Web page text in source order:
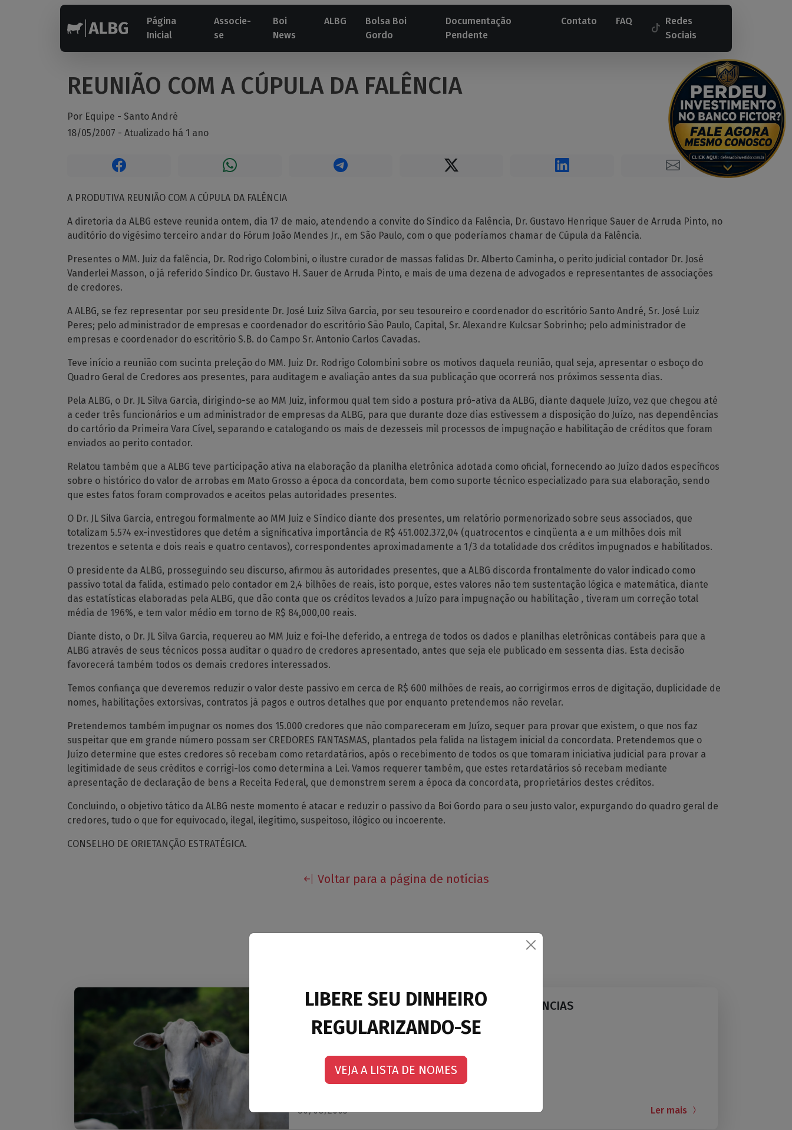
Página
Inicial
Associe-
se
Boi
News
ALBG
Bolsa Boi
Gordo
Documentação
Pendente
Contato FAQ
Redes
Sociais
REUNIÃO COM A CÚPULA DA FALÊNCIA
Por Equipe - Santo André
18/05/2007 - Atualizado há 1 ano
A PRODUTIVA REUNIÃO COM A CÚPULA DA FALÊNCIA
A diretoria da ALBG esteve reunida ontem, dia 17 de maio, atendendo a convite do Síndico da Falência, Dr. Gustavo Henrique Sauer de Arruda Pinto, no
auditório do vigésimo terceiro andar do Fórum João Mendes Jr., em São Paulo, com o que poderíamos chamar de Cúpula da Falência.
Presentes o MM. Juiz da falência, Dr. Rodrigo Colombini, o ilustre curador de massas falidas Dr. Alberto Caminha, o perito judicial contador Dr. José
Vanderlei Masson, o já referido Síndico Dr. Gustavo H. Sauer de Arruda Pinto, e mais de uma dezena de advogados e representantes de associações
de credores.
A ALBG, se fez representar por seu presidente Dr. José Luiz Silva Garcia, por seu tesoureiro e coordenador do escritório Santo André, Sr. José Luiz
Peres; pelo administrador de empresas e coordenador do escritório São Paulo, Capital, Sr. Alexandre Kulcsar Sobrinho; pelo administrador de
empresas e coordenador do escritório S.B. do Campo Sr. Antonio Carlos Cavadas.
Teve início a reunião com sucinta preleção do MM. Juiz Dr. Rodrigo Colombini sobre os motivos daquela reunião, qual seja, apresentar o esboço do
Quadro Geral de Credores aos presentes, para auditagem e avaliação antes da sua publicação que ocorrerá nos próximos sessenta dias.
Pela ALBG, o Dr. JL Silva Garcia, dirigindo-se ao MM Juiz, informou qual tem sido a postura pró-ativa da ALBG, diante daquele Juízo, vez que chegou até
a ceder três funcionários e um administrador de empresas da ALBG, para que durante doze dias estivessem a disposição do Juízo, nas dependências
do cartório da Primeira Vara Cível, separando e catalogando os mais de dezesseis mil processos de impugnação e habilitação de créditos que foram
enviados ao perito contador.
Relatou também que a ALBG teve participação ativa na elaboração da planilha eletrônica adotada como oficial, fornecendo ao Juízo dados específicos
sobre o histórico do valor de arrobas em Mato Grosso a época da concordata, bem como suporte técnico especializado para sua elaboração, sendo
que estes fatos foram comprovados e aceitos pelas autoridades presentes.
O Dr. JL Silva Garcia, entregou formalmente ao MM Juiz e Síndico diante dos presentes, um relatório pormenorizado sobre seus associados, que
totalizam 5.574 ex-investidores que detém a significativa importância de R$ 451.002.372,04 (quatrocentos e cinqüenta a e um milhões dois mil
trezentos e setenta e dois reais e quatro centavos), correspondentes aproximadamente a 1/3 da totalidade dos créditos impugnados e habilitados.
O presidente da ALBG, prosseguindo seu discurso, afirmou às autoridades presentes, que a ALBG discorda frontalmente do valor indicado como
passivo total da falida, estimado pelo contador em 2,4 bilhões de reais, isto porque, estes valores não tem sustentação lógica e matemática, diante
das estatísticas elaboradas pela ALBG, que dão conta que os créditos levados a Juízo para impugnação ou habilitação , tiveram um correção total
média de 196%, e tem valor médio em torno de R$ 84,000,00 reais.
Diante disto, o Dr. JL Silva Garcia, requereu ao MM Juiz e foi-lhe deferido, a entrega de todos os dados e planilhas eletrônicas contábeis para que a
ALBG através de seus técnicos possa auditar o quadro de credores apresentado, antes que seja ele publicado em sessenta dias. Esta decisão
favorecerá também todos os demais credores interessados.
Temos confiança que deveremos reduzir o valor deste passivo em cerca de R$ 600 milhões de reais, ao corrigirmos erros de digitação, duplicidade de
nomes, habilitações extorsivas, contratos já pagos e outros detalhes que por enquanto pretendemos não revelar.
Pretendemos também impugnar os nomes dos 15.000 credores que não compareceram em Juízo, sequer para provar que existem, o que nos faz
suspeitar que em grande número possam ser CREDORES FANTASMAS, plantados pela falida na listagem inicial da concordata. Pretendemos que o
Juízo determine que estes credores só recebam como retardatários, após o recebimento de todos os que tomaram iniciativa judicial para provar a
legitimidade de seus créditos e corrigi-los como determina a Lei. Vamos requerer também, que estes retardatários só recebam mediante
apresentação de declaração de bens a Receita Federal, que demonstrem serem a época da concordata, proprietários destes créditos.
Concluindo, o objetivo tático da ALBG neste momento é atacar e reduzir o passivo da Boi Gordo para o seu justo valor, expurgando do quadro geral de
credores, tudo o que for equivocado, ilegal, ilegítimo, suspeitoso, ilógico ou incoerente.
CONSELHO DE ORIETANÇÃO ESTRATÉGICA.
Voltar para a página de notícias
ALBG PETICIONA EM JUIZO PEDINDO PROVIDÊNCIAS
ALBG EXMA. SR. DRA. JUÍZA DA PRIMEIRA VARA CÍV...
30/08/2005 Ler mais
LIBERE SEU DINHEIRO
REGULARIZANDO-SE
VEJA A LISTA DE NOMES